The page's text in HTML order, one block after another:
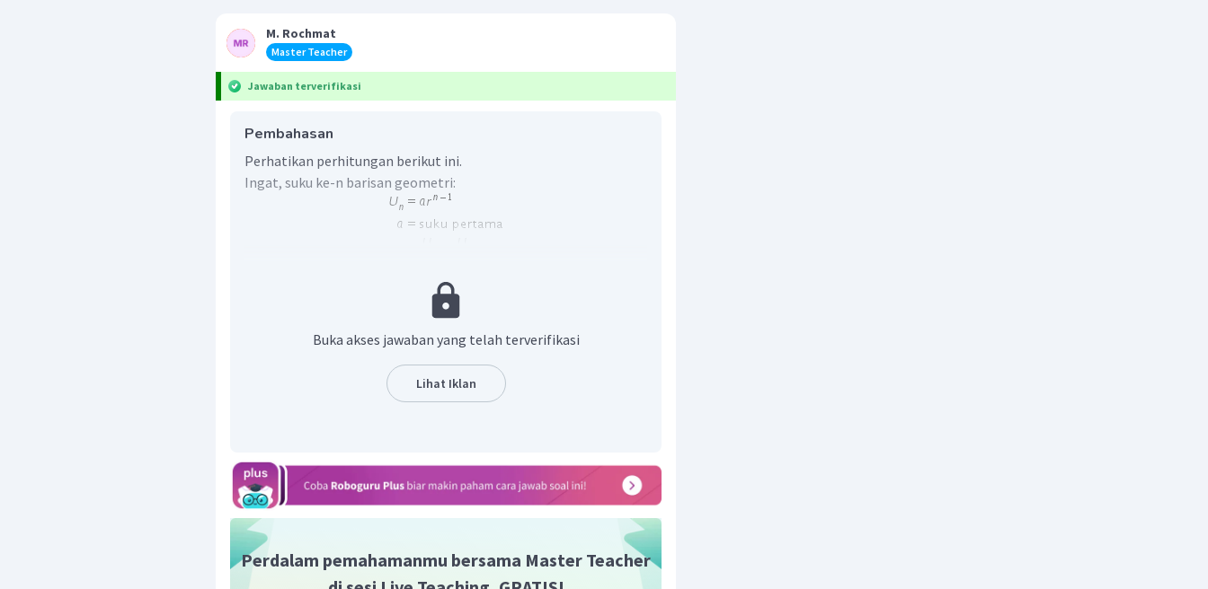
M. Rochmat
Master Teacher
Jawaban terverifikasi
Pembahasan
Perhatikan perhitungan berikut ini.
Ingat, suku ke-n barisan geometri:
didapat:
Selanjutnya, akan ditentukan suku ke-6 dari barisan geometri
dengan perhitungan sebagai berikut.
Jadi, suku ke-6 dari barisan geometri tersebut adalah
Buka akses jawaban yang telah terverifikasi
Lihat Iklan
Perdalam pemahamanmu bersama Master Teacher